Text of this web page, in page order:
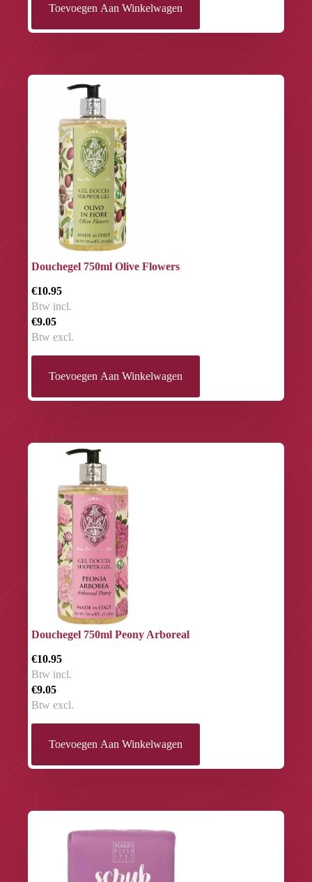
Toevoegen Aan Winkelwagen
Douchegel 750ml Olive Flowers
€10.95
Btw incl.
€9.05
Btw excl.
Toevoegen Aan Winkelwagen
Douchegel 750ml Peony Arboreal
€10.95
Btw incl.
€9.05
Btw excl.
Toevoegen Aan Winkelwagen